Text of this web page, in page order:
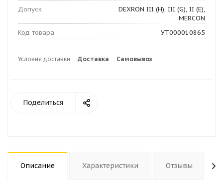
Допуск
DEXRON III (H), III (G), II (E),
MERCON
Код товара
УТ000010865
Условия доставки Доставка Самовывоз
Поделиться
Описание Характеристики Отзывы